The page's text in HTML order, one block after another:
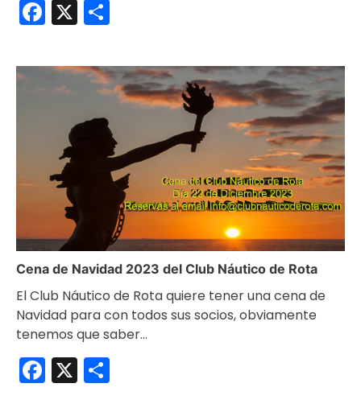
Facebook
X
Cena de Navidad 2023 del Club Náutico de Rota
El Club Náutico de Rota quiere tener una cena de
Navidad para con todos sus socios, obviamente
tenemos que saber…
Facebook
X